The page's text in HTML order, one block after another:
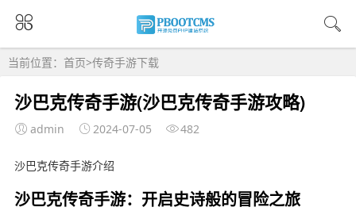
当前位置： 首页>传奇手游下载
沙巴克传奇手游(沙巴克传奇手游攻略)
admin 2024-07-05 482
沙巴克传奇手游介绍
沙巴克传奇手游：开启史诗般的冒险之旅